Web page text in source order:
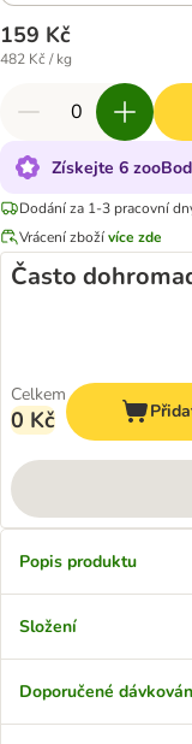
159 Kč
482 Kč / kg
Získejte 6
Dodání za 1-3 pracovní
Vrácení zbožívíce zde
Často
Celkem
0 Kč
Popis produktu
Složení
Doporučené